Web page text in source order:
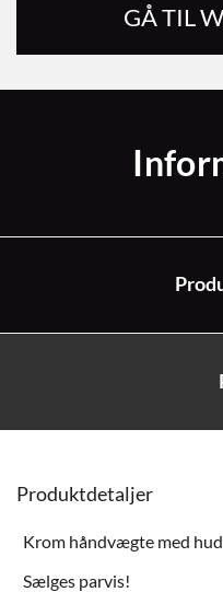
GÅ TIL
Produktdetaljer
Krom håndvægte med
Sælges parvis!